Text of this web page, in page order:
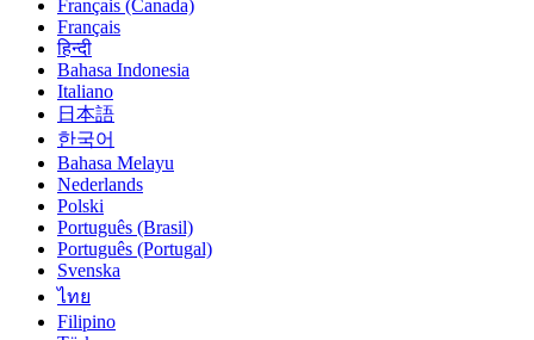
Français (Canada)
Français
हिन्दी
Bahasa Indonesia
Italiano
日本語
한국어
Bahasa Melayu
Nederlands
Polski
Português (Brasil)
Português (Portugal)
Svenska
ไทย
Filipino